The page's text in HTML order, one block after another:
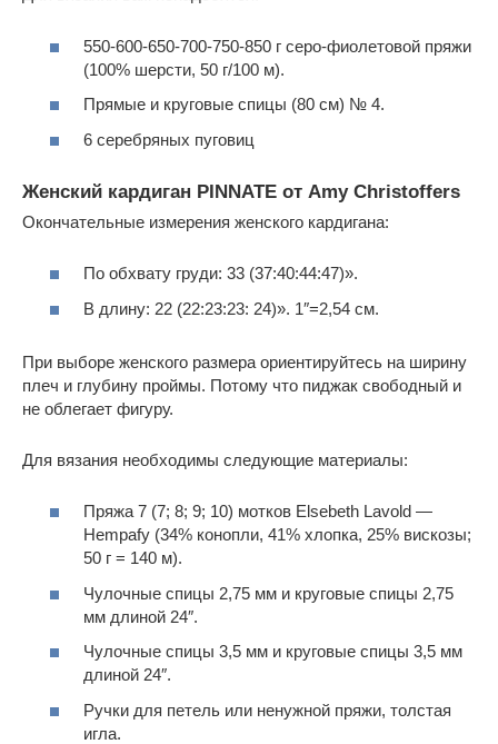
550-600-650-700-750-850 г серо-фиолетовой пряжи
(100% шерсти, 50 г/100 м).
Прямые и круговые спицы (80 см) № 4.
6 серебряных пуговиц
Женский кардиган PINNATE от Amy Christoffers
Окончательные измерения женского кардигана:
По обхвату груди: 33 (37:40:44:47)».
В длину: 22 (22:23:23: 24)». 1″=2,54 см.
При выборе женского размера ориентируйтесь на ширину
плеч и глубину проймы. Потому что пиджак свободный и
не облегает фигуру.
Для вязания необходимы следующие материалы:
Пряжа 7 (7; 8; 9; 10) мотков Elsebeth Lavold —
Hempafy (34% конопли, 41% хлопка, 25% вискозы;
50 г = 140 м).
Чулочные спицы 2,75 мм и круговые спицы 2,75
мм длиной 24″.
Чулочные спицы 3,5 мм и круговые спицы 3,5 мм
длиной 24″.
Ручки для петель или ненужной пряжи, толстая
игла.